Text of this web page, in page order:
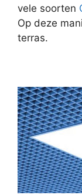
vele soorten
Op deze
terras.